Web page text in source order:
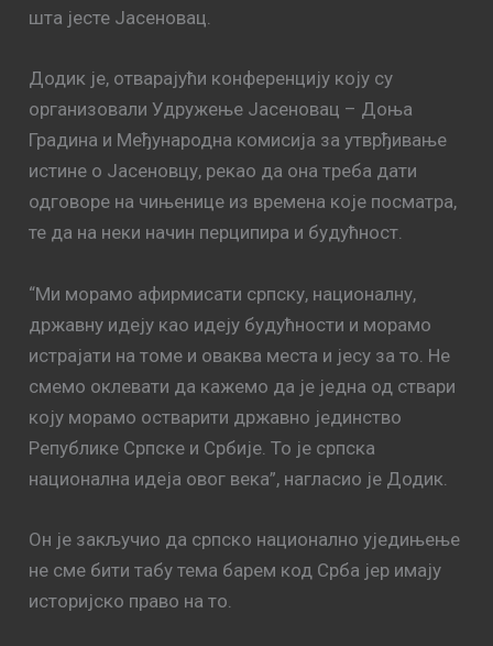
шта јесте Јасеновац.
Додик је, отварајући конференцију коју су
организовали Удружење Јасеновац – Доња
Градина и Међународна комисија за утврђивање
истине о Јасеновцу, рекао да она треба дати
одговоре на чињенице из времена које посматра,
те да на неки начин перципира и будућност.
“Ми морамо афирмисати српску, националну,
државну идеју као идеју будућности и морамо
истрајати на томе и оваква места и јесу за то. Не
смемо оклевати да кажемо да је једна од ствари
коју морамо остварити државно јединство
Републике Српске и Србије. То је српска
национална идеја овог века”, нагласио је Додик.
Он је закључио да српско национално уједињење
не сме бити табу тема барем код Срба јер имају
историјско право на то.